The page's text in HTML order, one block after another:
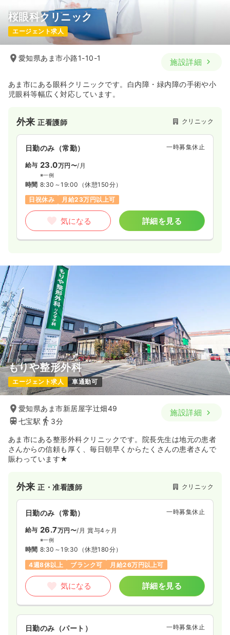
桜眼科クリニック
エージェント求人
愛知県あま市小路1-10-1 施設詳細
あま市にある眼科クリニックです。白内障・緑内障の手術や小
児眼科等幅広く対応しています。
外来正看護師 クリニック
日勤のみ（常勤） 一時募集休止
給与 23.0万円〜/月
※一例
時間 8:30～19:00 （休憩150分）
日祝休み
月給23万円以上可
気になる 詳細を見る
もりや整形外科
エージェント求人 車通勤可
愛知県あま市新居屋字辻畑49
七宝駅
3分
施設詳細
あま市にある整形外科クリニックです。院長先生は地元の患者
さんからの信頼も厚く、毎日朝早くからたくさんの患者さんで
賑わっています★
外来正・准看護師 クリニック
日勤のみ（常勤） 一時募集休止
給与 26.7万円〜/月 賞与4ヶ月
※一例
時間 8:30～19:30 （休憩180分）
4週8休以上
ブランク可 月給26万円以上可
気になる 詳細を見る
日勤のみ（パート） 一時募集休止